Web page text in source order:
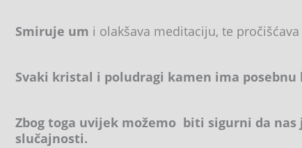
Smiruje um i olakšava meditaciju, te
Svaki kristal i poludragi kamen ima
Zbog toga uvijek možemo biti sigurni da
slučajnosti.